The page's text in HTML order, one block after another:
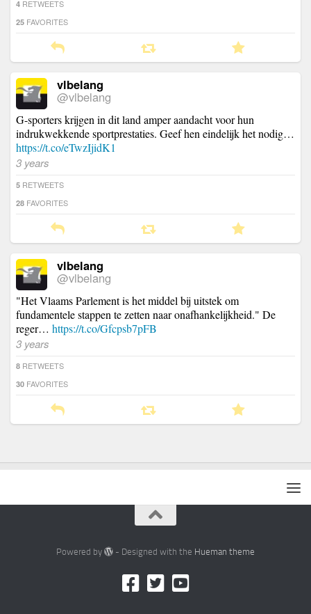
4 RETWEETS
25 FAVORITES
vlbelang
@vlbelang
G-sporters krijgen in dit land amper aandacht voor hun
indrukwekkende sportprestaties. Geef hen eindelijk het nodig…
https://t.co/eTwzIjidK1
3 years
5 RETWEETS
28 FAVORITES
vlbelang
@vlbelang
"Het Vlaams Parlement is het middel bij uitstek om
fundamentele stappen te zetten naar onafhankelijkheid." De
reger… https://t.co/Gfcpsb7pFB
3 years
8 RETWEETS
30 FAVORITES
Powered by - Designed with the Hueman theme